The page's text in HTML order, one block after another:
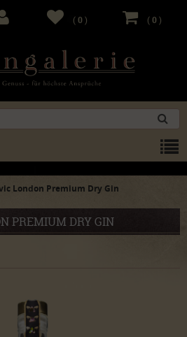
(0 )
(0 )
London Premium Dry Gin
PREMIUM DRY GIN